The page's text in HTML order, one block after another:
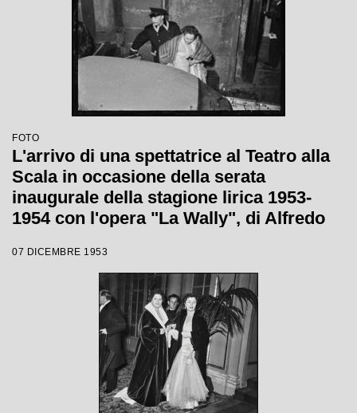
FOTO
L'arrivo di una spettatrice al Teatro alla
Scala in occasione della serata
inaugurale della stagione lirica 1953-
1954 con l'opera "La Wally", di Alfredo
con la regia di Tatiana Pavlova
07 DICEMBRE 1953